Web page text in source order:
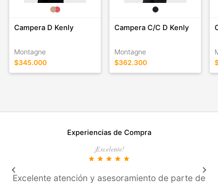
Campera D Kenly
Montagne
$345.000
Campera C/C D Kenly
Montagne
$362.300
Experiencias de Compra
¡Excelente!
star star star star star
Excelente atención y asesoramiento de parte de
keyboard_arrow_left keyboard_arrow_right